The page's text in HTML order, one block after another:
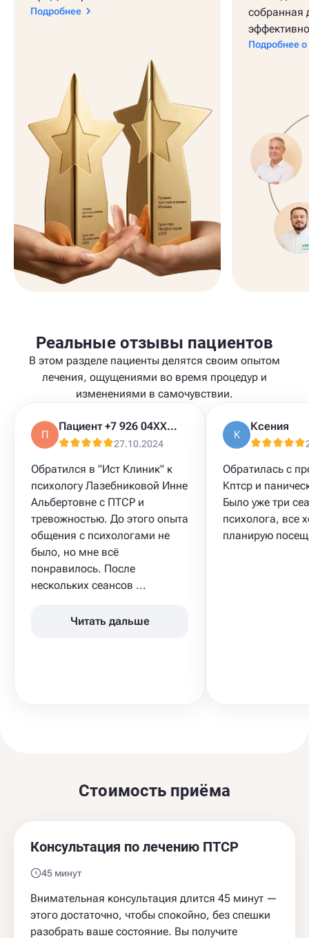
Подробнее
собранная
Подробнее о
Реальные отзывы пациентов
В этом разделе пациенты делятся своим опытом
лечения, ощущениями во время процедур и
изменениями в самочувствии.
П
Пациент +7 926 04XXXXX
27.10.2024
Обратился в "Ист Клиник" к
психологу Лазебниковой Инне
Альбертовне с ПТСР и
тревожностью. До этого опыта
общения с психологами не
было, но мне всё
понравилось. После
нескольких сеансов ...
Читать дальше
К
Ксения
Обратилась с
Кптср и
Было уже три
психолога, все
планирую
Стоимость приёма
Консультация по лечению ПТСР
45 минут
Внимательная консультация длится 45 минут —
этого достаточно, чтобы спокойно, без спешки
разобрать ваше состояние. Вы получите